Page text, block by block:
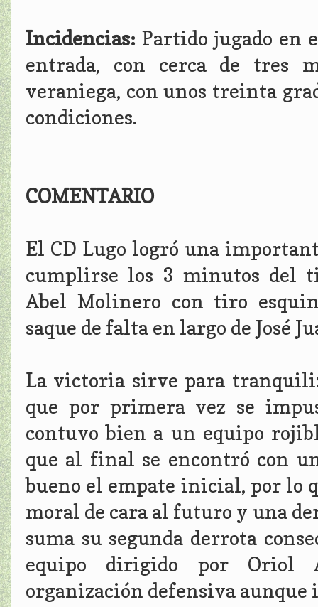
Incidencias: Partido jugado en
entrada, con cerca de tres
veraniega, con unos treinta
condiciones.
COMENTARIO
El CD Lugo logró una
cumplirse los 3 minutos del
Abel Molinero con tiro
saque de falta en largo de José
La victoria sirve para
que por primera vez se
contuvo bien a un equipo
que al final se encontró con
bueno el empate inicial, por lo
moral de cara al futuro y una
suma su segunda derrota
equipo dirigido por Oriol
organización defensiva aunque